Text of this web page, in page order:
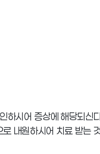
하시어 증상에 해당되신
내원하시어 치료 받는